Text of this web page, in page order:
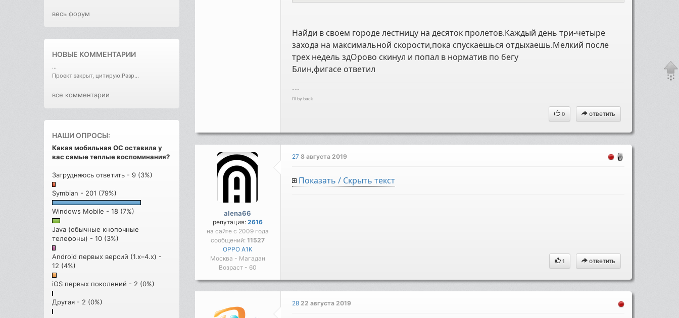
весь форум
НОВЫЕ КОММЕНТАРИИ
...
Проект закрыт, цитирую:Разр...
все комментарии
НАШИ ОПРОСЫ:
Какая мобильная ОС оставила у
вас самые теплые воспоминания?
Затрудняюсь ответить - 9 (3%)
Symbian - 201 (79%)
Windows Mobile - 18 (7%)
Java (обычные кнопочные
телефоны) - 10 (3%)
Android первых версий (1.x–4.x) -
12 (4%)
iOS первых поколений - 2 (0%)
Другая - 2 (0%)
Найди в своем городе лестницу на десяток пролетов.Каждый день три-четыре
захода на максимальной скорости,пока спускаешься отдыхаешь.Мелкий после
трех недель здОрово скинул и попал в норматив по бегу
Блин,фигасе ответил
---
I'll by back
0 ответить
alena66
репутация: 2616
на сайте с 2009 года
сообщений: 11527
OPPO А1К
Москва - Магадан
Возраст - 60
278 августа 2019
Показать / Скрыть текст
1 ответить
2822 августа 2019